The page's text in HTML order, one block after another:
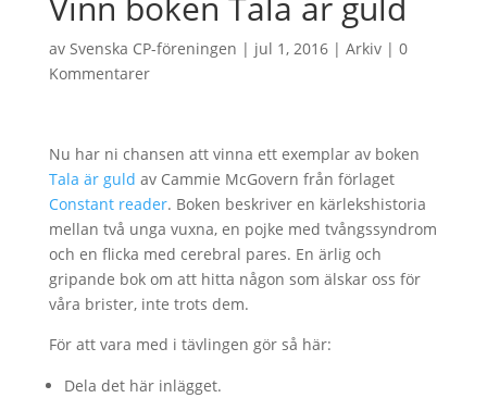
av Svenska CP-föreningen | jul 1, 2016| Arkiv| 0
Kommentarer
Nu har ni chansen att vinna ett exemplar av boken
Tala är guld av Cammie McGovern från förlaget
Constant reader. Boken beskriver en kärlekshistoria
mellan två unga vuxna, en pojke med tvångssyndrom
och en flicka med cerebral pares. En ärlig och
gripande bok om att hitta någon som älskar oss för
våra brister, inte trots dem.
För att vara med i tävlingen gör så här:
Dela det här inlägget.